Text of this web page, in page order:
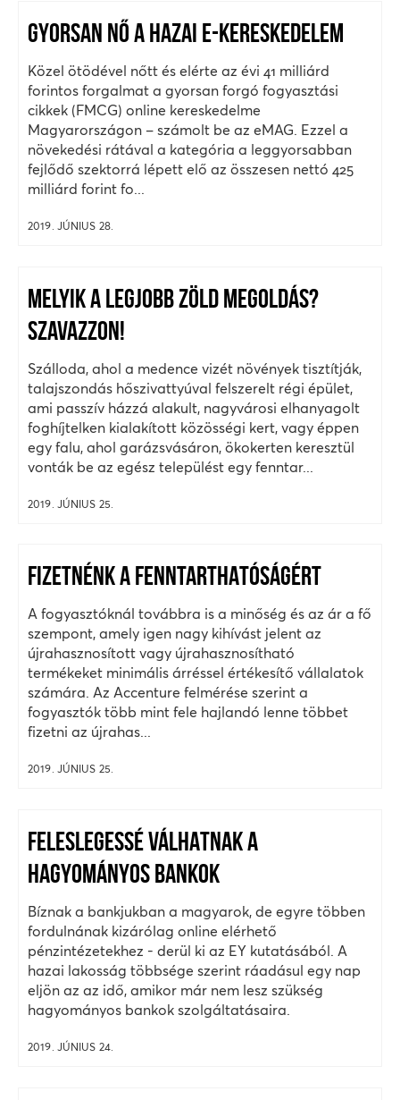
GYORSAN NŐ A HAZAI E-KERESKEDELEM
Közel ötödével nőtt és elérte az évi 41 milliárd
forintos forgalmat a gyorsan forgó fogyasztási
cikkek (FMCG) online kereskedelme
Magyarországon – számolt be az eMAG. Ezzel a
növekedési rátával a kategória a leggyorsabban
fejlődő szektorrá lépett elő az összesen nettó 425
milliárd forint fo...
2019. JÚNIUS 28.
MELYIK A LEGJOBB ZÖLD MEGOLDÁS?
SZAVAZZON!
Szálloda, ahol a medence vizét növények tisztítják,
talajszondás hőszivattyúval felszerelt régi épület,
ami passzív házzá alakult, nagyvárosi elhanyagolt
foghíjtelken kialakított közösségi kert, vagy éppen
egy falu, ahol garázsvásáron, ökokerten keresztül
vonták be az egész települést egy fenntar...
2019. JÚNIUS 25.
FIZETNÉNK A FENNTARTHATÓSÁGÉRT
A fogyasztóknál továbbra is a minőség és az ár a fő
szempont, amely igen nagy kihívást jelent az
újrahasznosított vagy újrahasznosítható
termékeket minimális árréssel értékesítő vállalatok
számára. Az Accenture felmérése szerint a
fogyasztók több mint fele hajlandó lenne többet
fizetni az újrahas...
2019. JÚNIUS 25.
FELESLEGESSÉ VÁLHATNAK A
HAGYOMÁNYOS BANKOK
Bíznak a bankjukban a magyarok, de egyre többen
fordulnának kizárólag online elérhető
pénzintézetekhez - derül ki az EY kutatásából. A
hazai lakosság többsége szerint ráadásul egy nap
eljön az az idő, amikor már nem lesz szükség
hagyományos bankok szolgáltatásaira.
2019. JÚNIUS 24.